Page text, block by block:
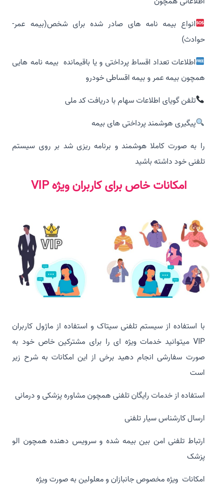
انواع بیمه نامه های صادر شده برای شخص(بیمه عمر-
حوادث)
اطلاعات تعداد اقساط پرداختی و یا باقیمانده بیمه نامه هایی
همچون بیمه عمر و بیمه اقساطی خودرو
تلفن گویای اطلاعات سهام با دریافت کد ملی
پیگیری هوشمند پرداختی های بیمه
را به صورت کاملا هوشمند و برنامه ریزی شد بر روی سیستم
تلفنی خود داشته باشید
امکانات خاص برای کاربران ویژه VIP
با استفاده از سیستم تلفنی سیتاک و استفاده از ماژول کاربران
VIP میتوانید خدمات ویژه ای را برای مشترکین خاص خود به
صورت سفارشی انجام دهید برخی از این امکانات به شرح زیر
است
استفاده از خدمات رایگان تلفنی همچون مشاوره پزشکی و درمانی
ارسال کارشناس سیار تلفنی
ارتباط تلفنی امن بین بیمه شده و سرویس دهنده همچون الو
پزشک
امکانات ویژه مخصوص جانبازان و معلولین به صورت ویژه